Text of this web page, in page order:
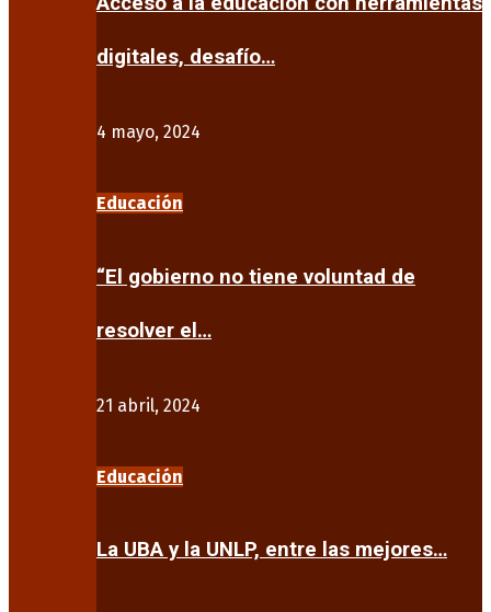
digitales, desafío…
4 mayo, 2024
Educación
“El gobierno no tiene voluntad de
resolver el…
21 abril, 2024
Educación
La UBA y la UNLP, entre las mejores…